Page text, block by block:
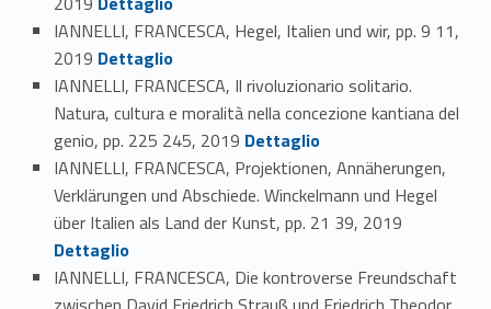
IANNELLI, FRANCESCA, Hegel, Italien und wir, pp. 9 11,
2019 Link identifier #identifier_person_158148-136
Dettaglio
IANNELLI, FRANCESCA, Il rivoluzionario solitario.
Natura, cultura e moralità nella concezione kantiana del
genio, pp. 225 245, 2019 Link identifier #identifier_person_74154-137
Dettaglio
IANNELLI, FRANCESCA, Projektionen, Annäherungen,
Verklärungen und Abschiede. Winckelmann und Hegel
über Italien als Land der Kunst, pp. 21 39, 2019 Link identifier #identifier_person_87998-138
Dettaglio
IANNELLI, FRANCESCA, Die kontroverse Freundschaft